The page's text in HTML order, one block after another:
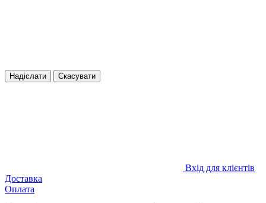
Надіслати Скасувати
Вхід для клієнтів
Доставка
Оплата